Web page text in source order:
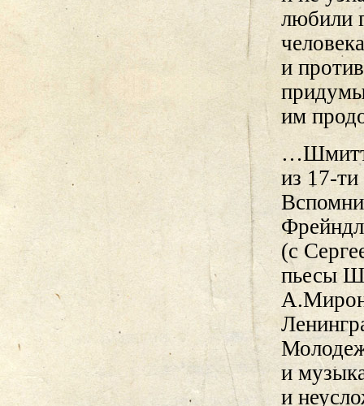
любили
и
им
из 17-
(с
пьесы
и
и